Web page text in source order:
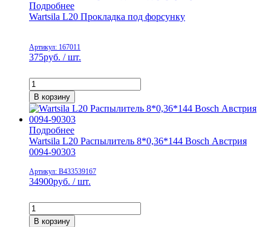
Подробнее
Wartsila L20 Прокладка под форсунку
Артикул: 167011
375руб. / шт.
В корзину
Подробнее
Wartsila L20 Распылитель 8*0,36*144 Bosch Австрия
0094-90303
Артикул: B433539167
34900руб. / шт.
В корзину